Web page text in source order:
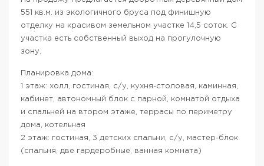
551 кв.м. из экологичного бруса под финишную
отделку на красивом земельном участке 14,5 соток. С
участка есть собственный выход на прогулочную
зону.
Планировка дома:
1 этаж: холл, гостиная, с/у, кухня-столовая, каминная,
кабинет, автономный блок с парной, комнатой отдыха
и спальней на втором этаже, террасы по периметру
дома, котельная
2 этаж: гостиная, 3 детских спальни, с/у, мастер-блок
(спальня, две гардеробные, ванная комната)